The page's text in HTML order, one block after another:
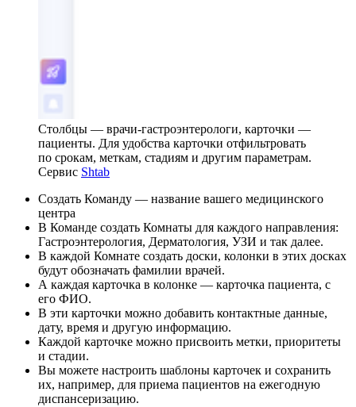
Столбцы — врачи-гастроэнтерологи, карточки —
пациенты. Для удобства карточки отфильтровать
по срокам, меткам, стадиям и другим параметрам.
Сервис Shtab
Создать Команду — название вашего медицинского
центра
В Команде создать Комнаты для каждого направления:
Гастроэнтерология, Дерматология, УЗИ и так далее.
В каждой Комнате создать доски, колонки в этих досках
будут обозначать фамилии врачей.
А каждая карточка в колонке — карточка пациента, с
его ФИО.
В эти карточки можно добавить контактные данные,
дату, время и другую информацию.
Каждой карточке можно присвоить метки, приоритеты
и стадии.
Вы можете настроить шаблоны карточек и сохранить
их, например, для приема пациентов на ежегодную
диспансеризацию.